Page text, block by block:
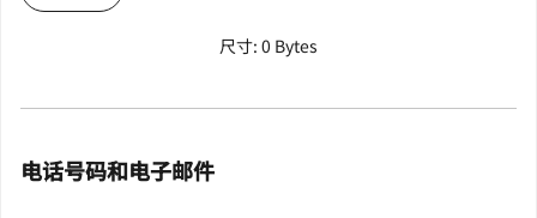
尺寸: 0 Bytes
电话号码和电子邮件